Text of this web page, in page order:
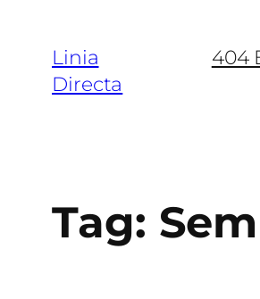
Linia
Directa
404
Tag: